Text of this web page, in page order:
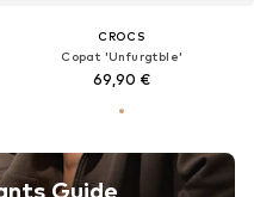
Guide
CROCS
Copat 'Unfurgtble'
69,90 €